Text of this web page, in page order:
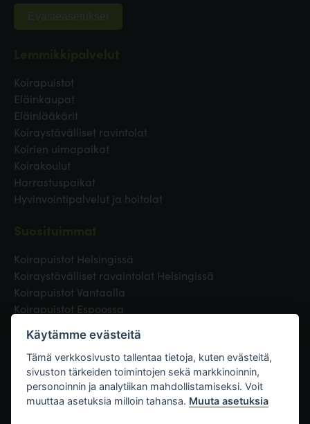
Evästeasetukset
Koirapuistot
Eläinkaupat
Eläinlääkärit
Koiraystävälliset ravintolat
Koirien uimapaikat
Koirakoulut
Harrastuspaikat
Hyvinvointipalvelut ja hoitolat
Koirapuistot Helsingissä
Koiraystävälliset ravaintolat Helsingissä
Koirapuistot Vantaalla
Koirapuistot Espoossa
Eläinlääkäri Helsingissä
Koirapuistot Tampereella
Linkit
Käytämme evästeitä
Tämä verkkosivusto tallentaa tietoja, kuten evästeitä,
sivuston tärkeiden toimintojen sekä markkinoinnin,
personoinnin ja analytiikan mahdollistamiseksi. Voit
muuttaa asetuksia milloin tahansa. Muuta asetuksia